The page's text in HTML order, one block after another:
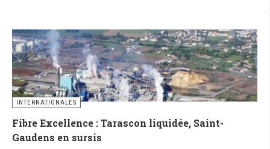
INTERNATIONALES
Fibre Excellence : Tarascon liquidée, Saint-
Gaudens en sursis